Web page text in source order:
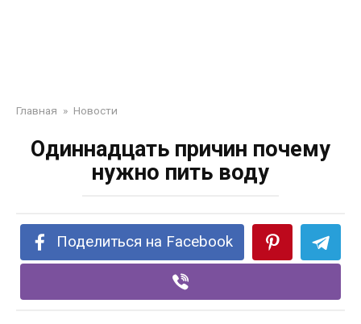
Главная » Новости
Одиннадцать причин почему
нужно пить воду
Поделиться на Facebook